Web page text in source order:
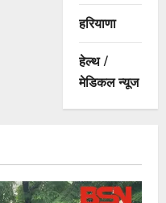
हरियाणा
हेल्थ /
मेडिकल न्यूज